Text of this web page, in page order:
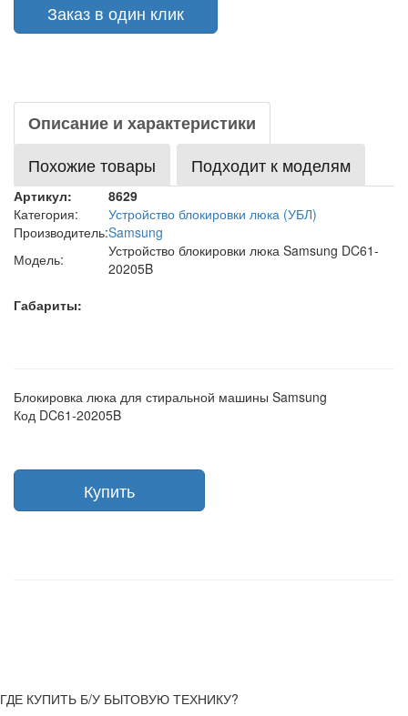
Заказ в один клик
Описание и характеристики
Похожие товары
Подходит к моделям
Артикул:
8629
Категория:
Устройство блокировки люка (УБЛ)
Производитель:Samsung
Модель:
Устройство блокировки люка Samsung DC61-
20205B
Габариты:
Блокировка люка для стиральной машины Samsung
Код DC61-20205B
ГДЕ КУПИТЬ Б/У БЫТОВУЮ ТЕХНИКУ?